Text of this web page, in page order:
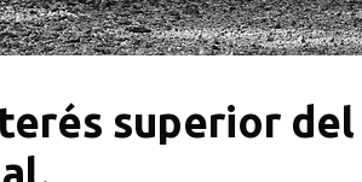
superior